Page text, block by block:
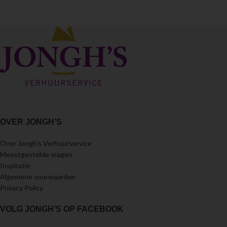
OVER JONGH’S
Over Jongh’s Verhuurservice
Meestgestelde vragen
Inspiratie
Algemene voorwaarden
Privacy Policy
VOLG JONGH’S OP FACEBOOK